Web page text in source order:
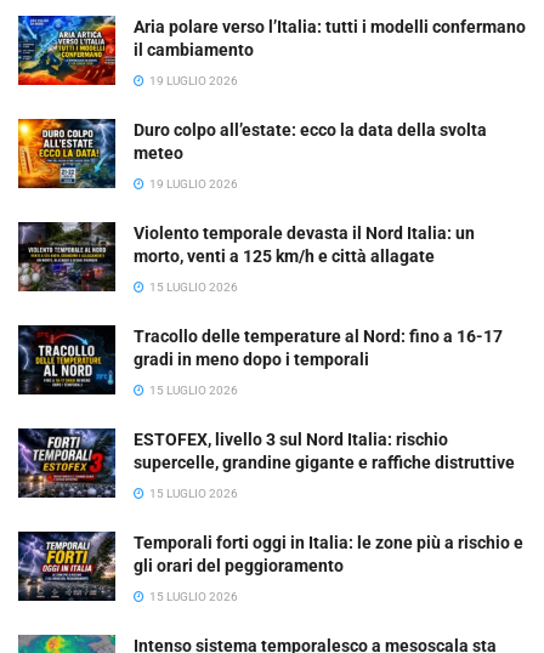
Aria polare verso l’Italia: tutti i modelli confermano
il cambiamento
19 LUGLIO 2026
Duro colpo all’estate: ecco la data della svolta
meteo
19 LUGLIO 2026
Violento temporale devasta il Nord Italia: un
morto, venti a 125 km/h e città allagate
15 LUGLIO 2026
Tracollo delle temperature al Nord: fino a 16-17
gradi in meno dopo i temporali
15 LUGLIO 2026
ESTOFEX, livello 3 sul Nord Italia: rischio
supercelle, grandine gigante e raffiche distruttive
15 LUGLIO 2026
Temporali forti oggi in Italia: le zone più a rischio e
gli orari del peggioramento
15 LUGLIO 2026
Intenso sistema temporalesco a mesoscala sta